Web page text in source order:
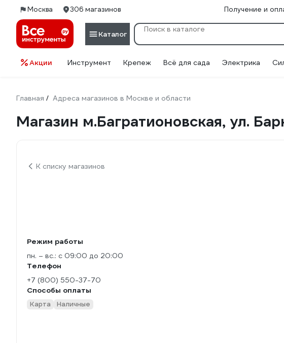
Москва 306 магазинов Получение и
Каталог
Акции Инструмент Крепеж Всё для сада Электрика
Главная / Адреса магазинов в Москве и области
Магазин м.Багратионовская, ул.
К списку магазинов
Режим работы
пн. – вс.: с 09:00 до 20:00
Телефон
+7 (800) 550-37-70
Способы оплаты
Карта Наличные